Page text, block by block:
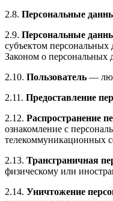
2.8. Персональные
2.9. Персональные
субъектом
Законом о персональных
2.10. Пользователь —
2.11. Предоставление
2.12. Распространение
ознакомление с
телекоммуникационных
2.13. Трансграничная
физическому или
2.14. Уничтожение